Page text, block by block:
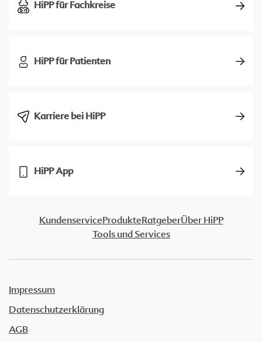
HiPP für Fachkreise
HiPP für Patienten
Karriere bei HiPP
HiPP App
KundenserviceProdukteRatgeberÜber HiPP
Tools und Services
Impressum
Datenschutzerklärung
AGB